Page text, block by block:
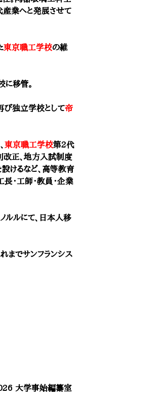
産業へと発展させて
東京職工学校の維
に移管。
び独立学校として帝
東京職工学校第2代
改正、地方入試制度
けるなど、高等教育
・工師・教員・企業
ルにて、日本人移
でサンフランシス
大学事始編纂室